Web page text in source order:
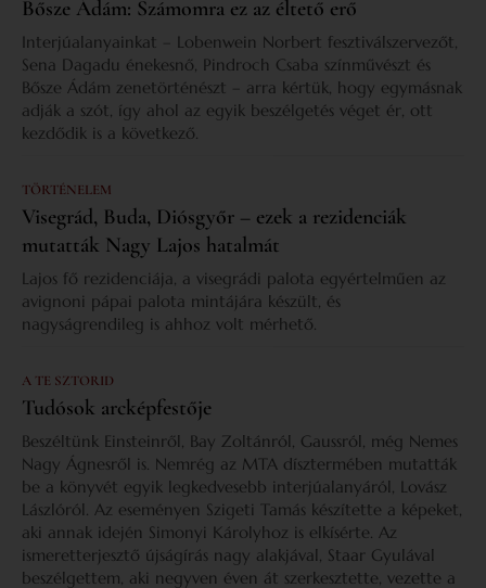
Bősze Ádám: Számomra ez az éltető erő
Interjúalanyainkat – Lobenwein Norbert fesztiválszervezőt,
Sena Dagadu énekesnő, Pindroch Csaba színművészt és
Bősze Ádám zenetörténészt – arra kértük, hogy egymásnak
adják a szót, így ahol az egyik beszélgetés véget ér, ott
kezdődik is a következő.
TÖRTÉNELEM
Visegrád, Buda, Diósgyőr – ezek a rezidenciák
mutatták Nagy Lajos hatalmát
Lajos fő rezidenciája, a visegrádi palota egyértelműen az
avignoni pápai palota mintájára készült, és
nagyságrendileg is ahhoz volt mérhető.
A TE SZTORID
Tudósok arcképfestője
Beszéltünk Einsteinről, Bay Zoltánról, Gaussról, még Nemes
Nagy Ágnesről is. Nemrég az MTA dísztermében mutatták
be a könyvét egyik legkedvesebb interjúalanyáról, Lovász
Lászlóról. Az eseményen Szigeti Tamás készítette a képeket,
aki annak idején Simonyi Károlyhoz is elkísérte. Az
ismeretterjesztő újságírás nagy alakjával, Staar Gyulával
beszélgettem, aki negyven éven át szerkesztette, vezette a